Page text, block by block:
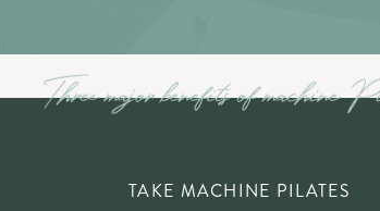
TAKE MACHINE PILATES